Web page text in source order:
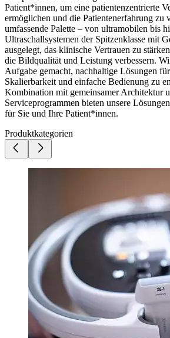
Patient*innen, um eine patientenzentrierte
ermöglichen und die Patientenerfahrung zu
umfassende Palette – von ultramobilen bis
Ultraschallsystemen der Spitzenklasse mit
ausgelegt, das klinische Vertrauen zu
die Bildqualität und Leistung verbessern.
Aufgabe gemacht, nachhaltige Lösungen
Skalierbarkeit und einfache Bedienung zu
Kombination mit gemeinsamer Architektur
Serviceprogrammen bieten unsere
für Sie und Ihre Patient*innen.
Produktkategorien